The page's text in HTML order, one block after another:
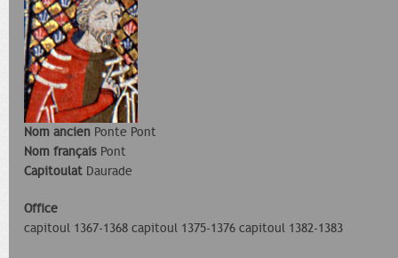
Nom ancien Ponte Pont
Nom français Pont
Capitoulat Daurade
Office
capitoul 1367-1368 capitoul 1375-1376 capitoul 1382-1383